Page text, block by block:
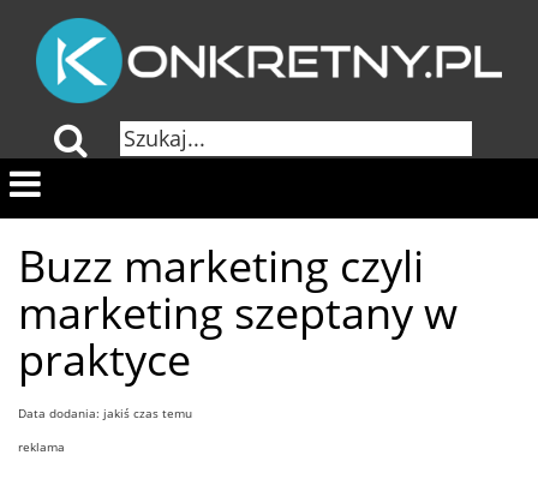
Buzz marketing czyli
marketing szeptany w
praktyce
Data dodania: jakiś czas temu
reklama